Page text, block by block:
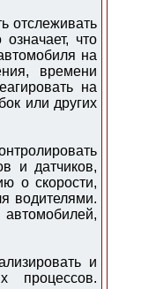
отслеживать
что
на
времени
на
или других
и датчиков,
о скорости,
водителями.
и
процессов.